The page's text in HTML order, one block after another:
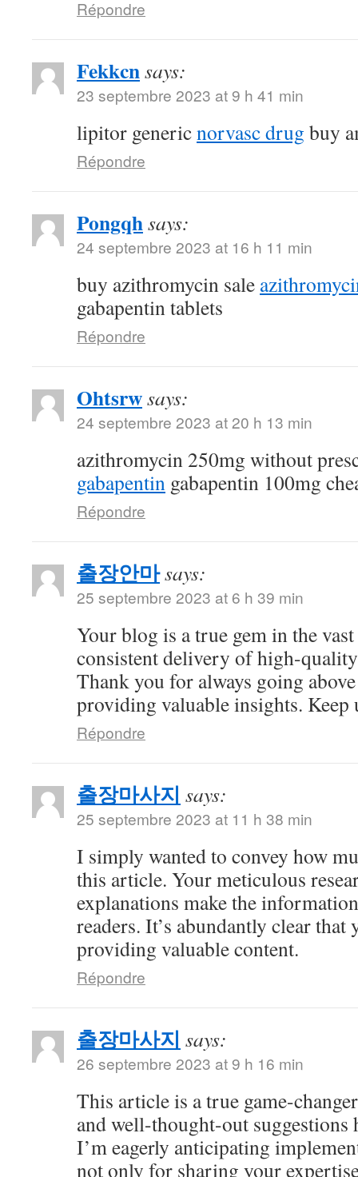
Répondre
Fekkcnsays:
23 septembre 2023 at 9 h 41 min
lipitor genericnorvasc drug buy
Répondre
Pongqhsays:
24 septembre 2023 at 16 h 11 min
buy azithromycin sale
gabapentin tablets
Répondre
Ohtsrwsays:
24 septembre 2023 at 20 h 13 min
azithromycin 250mg without
gabapentin gabapentin 100mg
Répondre
출장안마says:
25 septembre 2023 at 6 h 39 min
Your blog is a true gem in the
consistent delivery of high-
Thank you for always going
providing valuable insights.
Répondre
출장마사지 says:
25 septembre 2023 at 11 h 38 min
I simply wanted to convey how
this article. Your meticulous
explanations make the
readers. It’s abundantly clear that
providing valuable content.
Répondre
출장마사지 says:
26 septembre 2023 at 9 h 16 min
This article is a true game-
and well-thought-out
I’m eagerly anticipating
not only for sharing your